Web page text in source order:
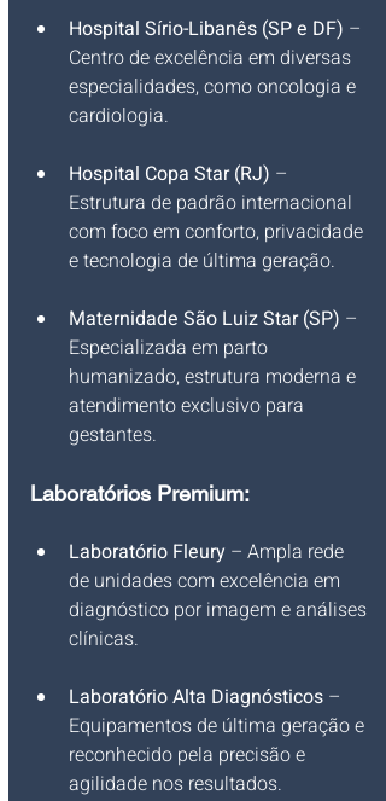
Hospital Sírio-Libanês (SP e DF) –
Centro de excelência em diversas
especialidades, como oncologia e
cardiologia.
Hospital Copa Star (RJ) –
Estrutura de padrão internacional
com foco em conforto, privacidade
e tecnologia de última geração.
Maternidade São Luiz Star (SP) –
Especializada em parto
humanizado, estrutura moderna e
atendimento exclusivo para
gestantes.
Laboratórios Premium:
Laboratório Fleury – Ampla rede
de unidades com excelência em
diagnóstico por imagem e análises
clínicas.
Laboratório Alta Diagnósticos –
Equipamentos de última geração e
reconhecido pela precisão e
agilidade nos resultados.